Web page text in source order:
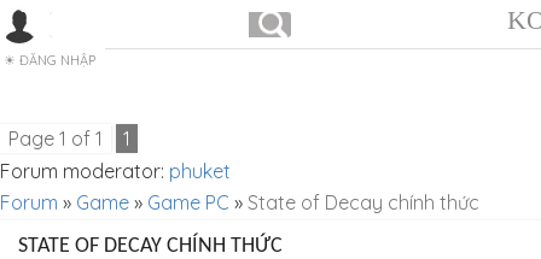
ĐĂNG NHẬP
Page 1 of 1
1
Forum moderator: phuket
Forum » Game » Game PC » State of Decay chính thức
STATE OF DECAY CHÍNH THỨC